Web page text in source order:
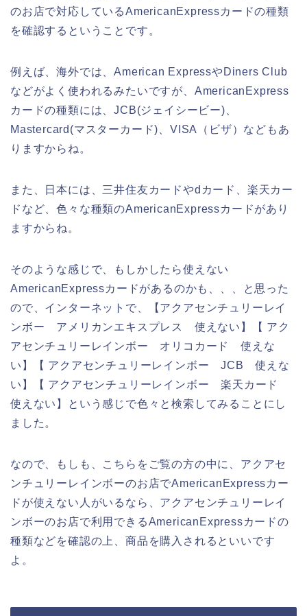
のお店で対応しているAmericanExpressカードの種類
を確認するということです。
例えば、海外では、American ExpressやDiners Club
などがよく使われるみたいですが、AmericanExpress
カードの種類には、JCB(ジェイシービー)、
Mastercard(マスターカード)、VISA（ビザ）などもあ
りますからね。
また、日本には、三井住友カードやdカード、楽天カー
ドなど、色々な種類のAmericanExpressカードがあり
ますからね。
そのような感じで、もしかしたら使えない
AmericanExpressカードがあるのかも、、、と思った
ので、インターネットで、【アクアセンチュリーレイ
ンボー アメリカンエキスプレス 使えない】【 アク
アセンチュリーレインボー オリコカード 使えな
い】【 アクアセンチュリーレインボー JCB 使えな
い】【 アクアセンチュリーレインボー 楽天カード
使えない】という感じで色々と検索してみることにし
ました。
なので、もしも、こちらをご覧の方の中に、アクアセ
ンチュリーレインボーのお店でAmericanExpressカー
ドが使えない人がいるなら、アクアセンチュリーレイ
ンボーのお店で利用できるAmericanExpressカードの
種類などを確認の上、商品を購入されるといいです
よ。